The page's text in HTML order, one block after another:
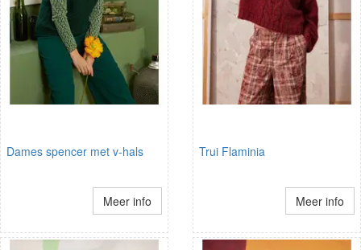
Dames spencer met v-hals
Meer info
Trui Flaminia
Meer info